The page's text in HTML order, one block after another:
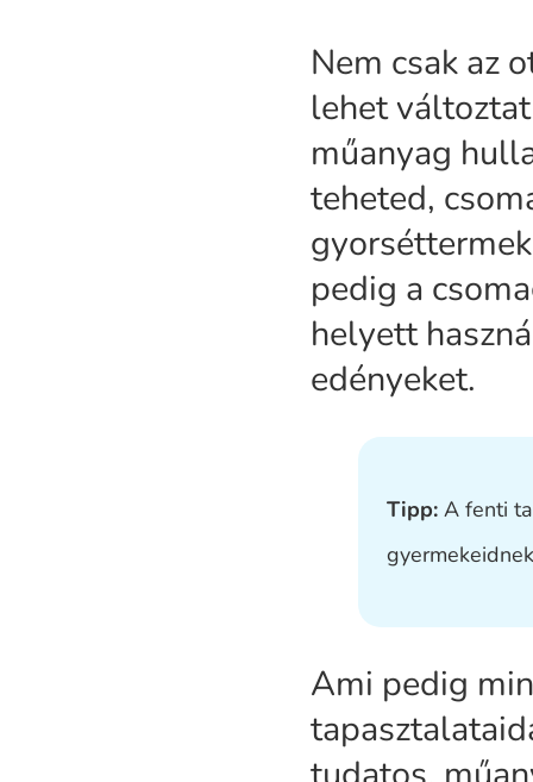
Nem csak az
lehet
műanyag
teheted,
pedig a
helyett
edényeket.
Tipp: A fenti
Ami pedig